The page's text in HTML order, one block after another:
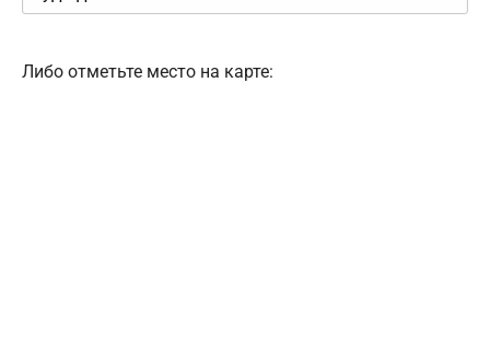
Либо отметьте место на карте: